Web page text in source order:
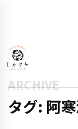
ARCHIVE
タグ: 阿